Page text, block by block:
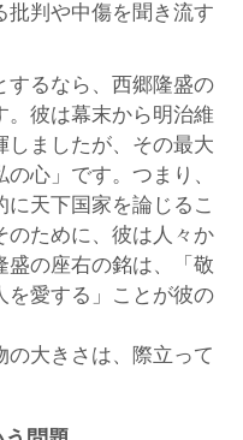
批判や中傷を聞き流す
するなら、西郷隆盛の
。彼は幕末から明治維
しましたが、その最大
心」です。つまり、
天下国家を論じるこ
のために、彼は人々か
盛の座右の銘は、「敬
を愛する」ことが彼の
の大きさは、際立って